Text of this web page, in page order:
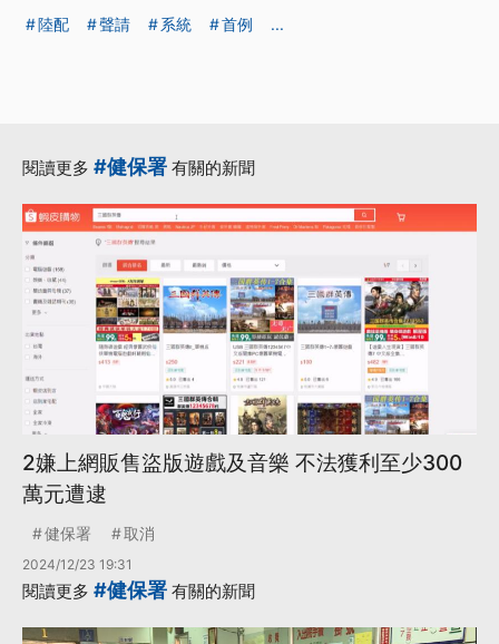
陸配
聲請 系統 首例 ...
閱讀更多 #健保署 有關的新聞
2嫌上網販售盜版遊戲及音樂 不法獲利至少300
萬元遭逮
健保署 取消
2024/12/23 19:31
閱讀更多 #健保署 有關的新聞